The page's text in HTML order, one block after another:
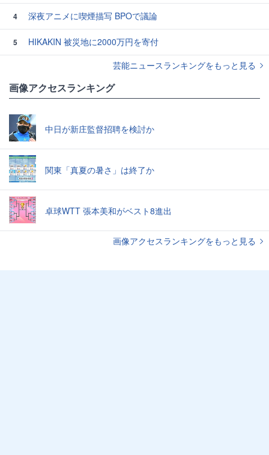
4 深夜アニメに喫煙描写 BPOで議論
5
HIKAKIN 被災地に2000万円を寄付
芸能ニュースランキングをもっと見る
画像アクセスランキング
中日が新庄監督招聘を検討か
関東「真夏の暑さ」は終了か
卓球WTT 張本美和がベスト8進出
画像アクセスランキングをもっと見る